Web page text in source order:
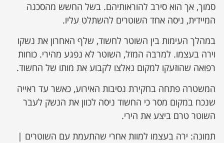
סמוך, אך הוא סירב להוראותיהם. בשל החשש מהסכנה
המיידית, ניסה אחד השוטרים להשתלט עליו.
במהלך העימות בין השוטר לחשוד, שלף האחרון את נשקו
וירה בעצמו. למרבה המזל, השוטר לא נפגע מהירי. כוחות
רפואה שהוזעקו למקום נאלצו לקבוע את מותו של החשוד.
המשטרה פתחה בחקירת נסיבות האירוע, כאשר עד ראייה
שנכח במקום מסר כי החשוד ניסה לכוון את הנשק לעבר
השוטר טרם ביצע את הירי.
תמונה: ירה בעצמו למוות אחרי שהתעמת עם השוטרים |